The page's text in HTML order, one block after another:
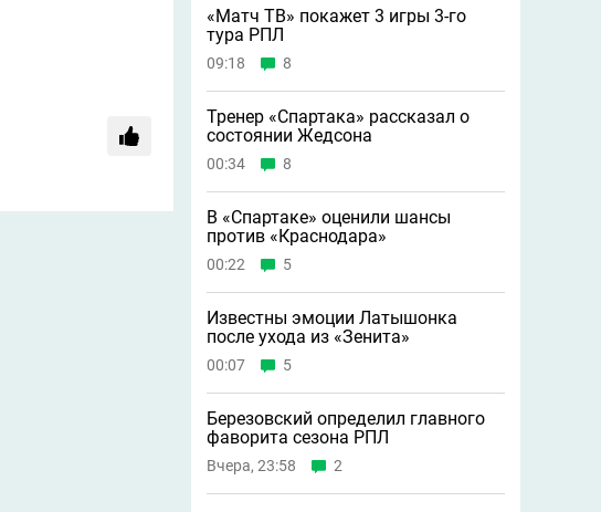
«Матч ТВ» покажет 3 игры 3-го
тура РПЛ
09:18 8
Тренер «Спартака» рассказал о
состоянии Жедсона
00:34 8
В «Спартаке» оценили шансы
против «Краснодара»
00:22 5
Известны эмоции Латышонка
после ухода из «Зенита»
00:07 5
Березовский определил главного
фаворита сезона РПЛ
Вчера, 23:58 2